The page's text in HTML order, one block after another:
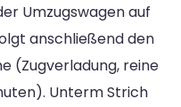
Umzugswagen auf
anschließend den
(Zugverladung, reine
Unterm Strich